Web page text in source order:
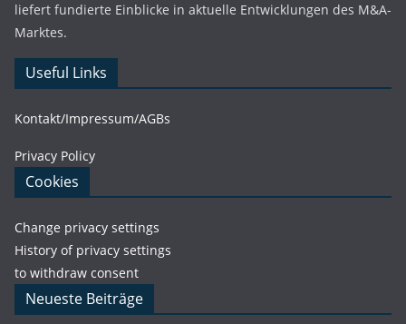
liefert fundierte Einblicke in aktuelle Entwicklungen des M&A-
Marktes.
Useful Links
Kontakt/Impressum/AGBs
Privacy Policy
Cookies
Change privacy settings
History of privacy settings
to withdraw consent
Neueste Beiträge